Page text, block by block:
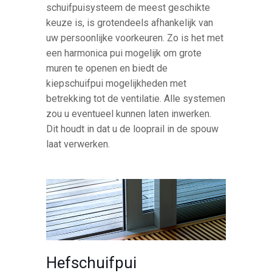
schuifpuisysteem de meest geschikte
keuze is, is grotendeels afhankelijk van
uw persoonlijke voorkeuren. Zo is het met
een harmonica pui mogelijk om grote
muren te openen en biedt de
kiepschuifpui mogelijkheden met
betrekking tot de ventilatie. Alle systemen
zou u eventueel kunnen laten inwerken.
Dit houdt in dat u de looprail in de spouw
laat verwerken.
Hefschuifpui